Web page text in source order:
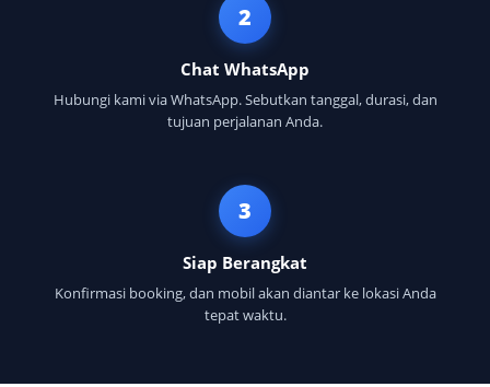
2
Chat WhatsApp
Hubungi kami via WhatsApp. Sebutkan tanggal, durasi, dan
tujuan perjalanan Anda.
3
Siap Berangkat
Konfirmasi booking, dan mobil akan diantar ke lokasi Anda
tepat waktu.